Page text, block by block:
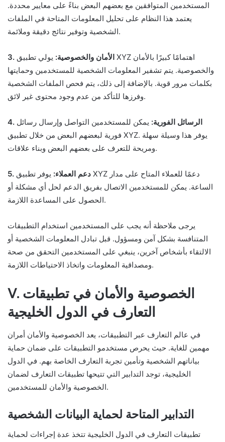
المستخدمين المتوافقين مع بعضهم البعض بناءً على معايير محددة.
يعتمد هذا النظام على تحليل المعلومات المتاحة في الملفات
الشخصية وتوفير نتائج دقيقة وملائمة.
3. الأمان والخصوصية: يولي تطبيق XYZ اهتمامًا كبيرًا بالأمان
والخصوصية. يتم تشفير المعلومات الشخصية للمستخدمين وحمايتها
بكلمات مرور قوية. بالإضافة إلى ذلك، يتم فحص الملفات الشخصية
وفرزها للتأكد من عدم وجود محتوى غير لائق.
4. الرسائل الفورية: يمكن للمستخدمين التواصل وإرسال رسائل
فورية لبعضهم البعض من خلال تطبيق XYZ. يوفر هذا وسيلة سهلة
ومريحة للتعرف على بعضهم البعض وبناء علاقات.
5. دعم العملاء: يوفر تطبيق XYZ دعمًا للعملاء المتاح على مدار
الساعة. يمكن للمستخدمين الاتصال بفريق الدعم لحل أي مشكلة أو
الحصول على المساعدة اللازمة.
يرجى ملاحظة أنه يجب على المستخدمين استخدام التطبيقات
المتنافسة بشكل آمن ومسؤول. قبل تبادل المعلومات الشخصية أو
الالتقاء بأشخاص آخرين، ينبغي على المستخدمين التحقق من صحة
ومصداقية المعلومات واتخاذ الاحتياطات اللازمة.
V. الخصوصية والأمان في تطبيقات
التعارف في الدول الخليجية
في عالم التعارف عبر التطبيقات، يعد الخصوصية والأمان أمران
مهمين للغاية. حيث يحرص مستخدمو التطبيقات على ضمان حماية
بياناتهم الشخصية وتأمين تجربة التعارف الخاصة بهم. في الدول
الخليجية، توجد التدابير التي تتيحها تطبيقات التعارف لضمان
الخصوصية والأمان للمستخدمين.
التدابير المتاحة لحماية البيانات الشخصية
تطبيقات التعارف في الدول الخليجية تتخذ عدة إجراءات لحماية